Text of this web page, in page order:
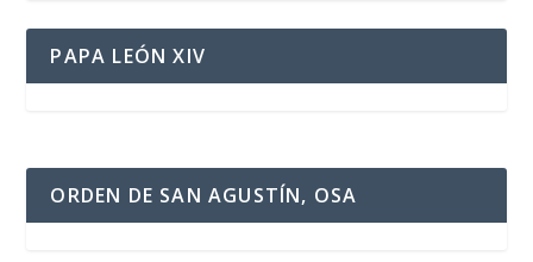
PAPA LEÓN XIV
ORDEN DE SAN AGUSTÍN, OSA